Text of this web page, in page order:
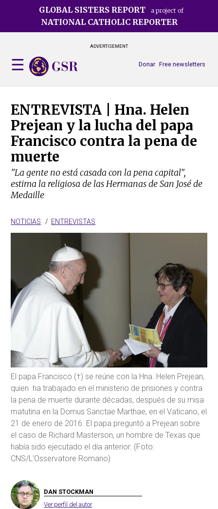
GLOBAL SISTERS REPORT a project of
NATIONAL CATHOLIC REPORTER
ADVERTISEMENT
Free newsletters
Donar
ENTREVISTA | Hna. Helen
Prejean y la lucha del papa
Francisco contra la pena de
muerte
"La gente no está casada con la pena capital",
estima la religiosa de las Hermanas de San José de
Medaille
NOTICIAS ENTREVISTAS
El papa Francisco (†) se reúne con la Hna. Helen Prejean,
quien ha trabajado en el ministerio de prisiones y contra
la pena de muerte durante décadas, después de su misa
matutina en la Domus Sanctae Marthae, en el Vaticano, el
21 de enero de 2016. El papa preguntó a Prejean sobre
el caso de Richard Masterson, un hombre de Texas que
había sido ejecutado el día anterior. (Foto:
CNS/L'Osservatore Romano)
DAN STOCKMAN
Ver perfil del autor